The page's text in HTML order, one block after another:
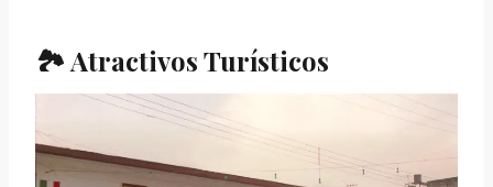
🏞️ Atractivos Turísticos